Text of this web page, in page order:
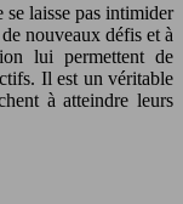
laisse pas intimider
nouveaux défis et à
lui permettent de
Il est un véritable
à atteindre leurs